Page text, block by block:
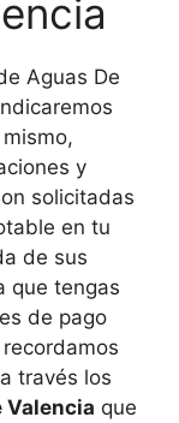
Aguas De
y
solicitadas
en tu
de sus
que tengas
de pago
través los
Valencia que